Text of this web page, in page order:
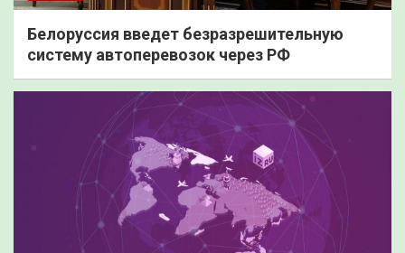
Белоруссия введет безразрешительную
систему автоперевозок через РФ